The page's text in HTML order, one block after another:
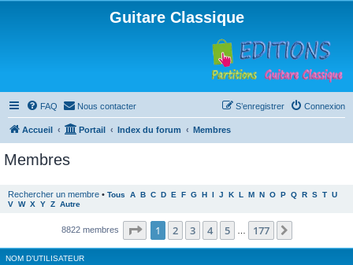
Guitare Classique
FAQ Nous contacter Connexion
S’enregistrer
Accueil Portail Index du forum Membres
Membres
Rechercher un membre • Tous A B C D E F G H I J K L M N O P Q R S T U
V W X Y Z Autre
8822 membres Page 1sur177
1 2 3 4 5 177
NOM D’UTILISATEUR